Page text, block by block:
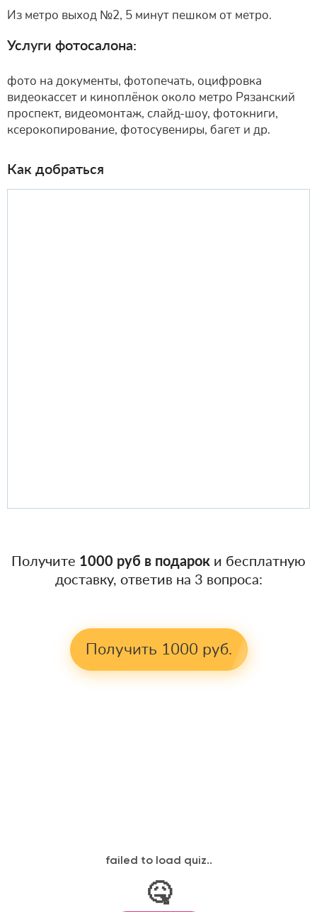
Из метро выход №2, 5 минут пешком от метро.
Услуги фотосалона:
фото на документы, фотопечать, оцифровка
видеокассет и киноплёнок около метро Рязанский
проспект, видеомонтаж, слайд-шоу, фотокниги,
ксерокопирование, фотосувениры, багет и др.
Как добраться
Получите 1000 руб в подарок и бесплатную
доставку, ответив на 3 вопроса:
Получить 1000 руб.